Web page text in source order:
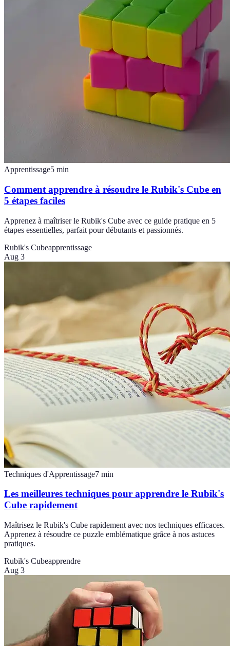
Apprentissage5 min
Comment apprendre à résoudre le Rubik's Cube en
5 étapes faciles
Apprenez à maîtriser le Rubik's Cube avec ce guide pratique en 5
étapes essentielles, parfait pour débutants et passionnés.
Rubik's Cubeapprentissage
Aug 3
Techniques d'Apprentissage7 min
Les meilleures techniques pour apprendre le Rubik's
Cube rapidement
Maîtrisez le Rubik's Cube rapidement avec nos techniques efficaces.
Apprenez à résoudre ce puzzle emblématique grâce à nos astuces
pratiques.
Rubik's Cubeapprendre
Aug 3